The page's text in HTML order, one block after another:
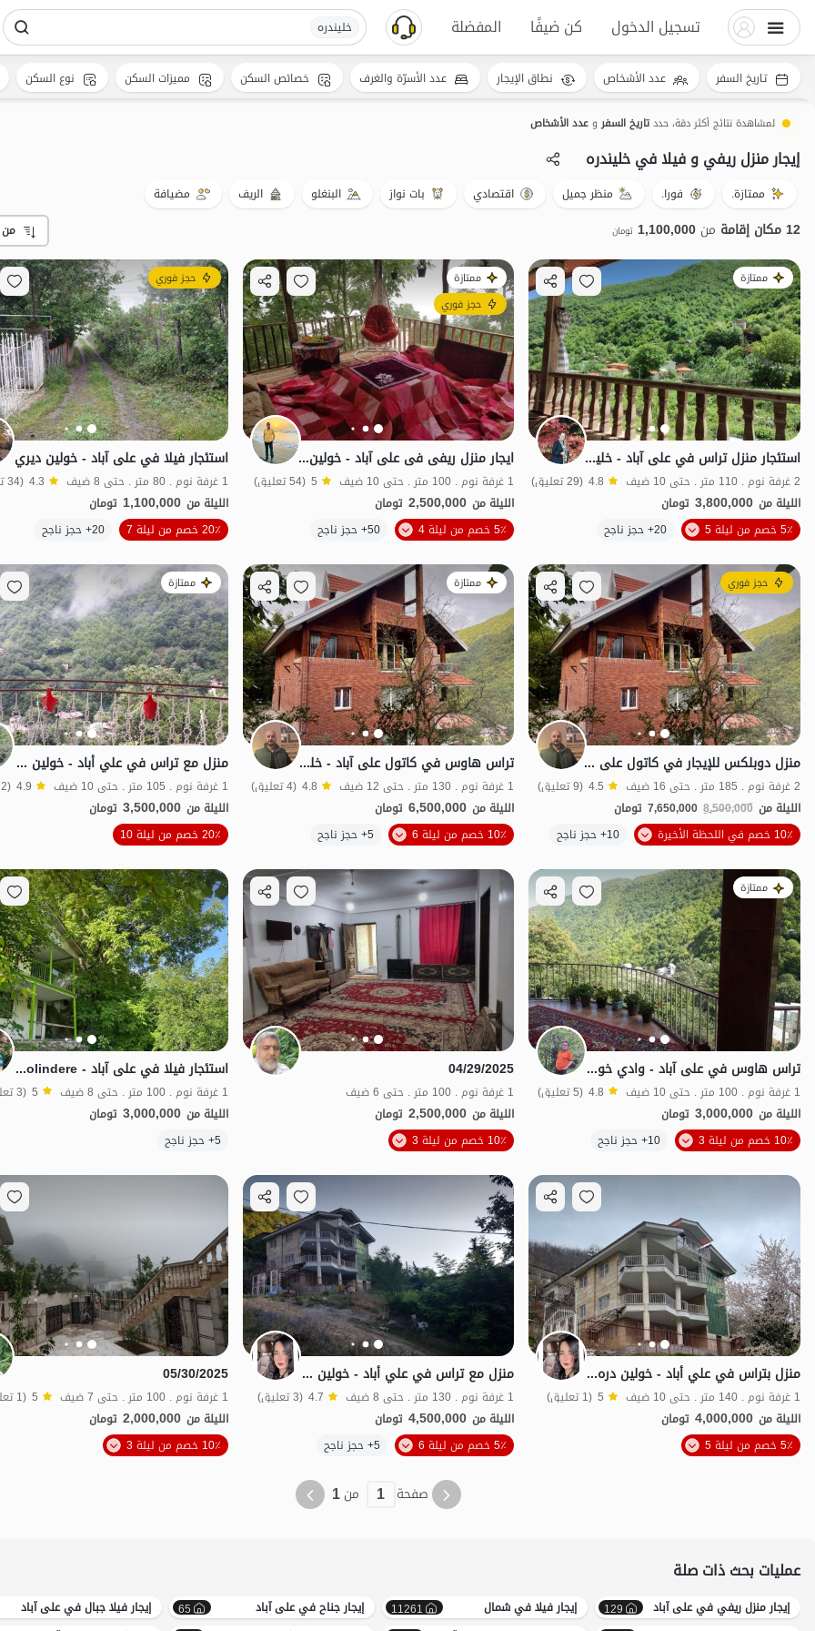
تسجيل الدخول كن ضيفًا المفضلة خلیندره
لمشاهدة نتائج أكثر دقة، حددتاريخ السفروعدد الأشخاص
إيجار منزل ريفي و فيلا في خلیندره
ممتازة. فورا. منظر جميل اقتصادي بات نواز البنغلو الريف مضيافة
12 مكان إقامة من 1,100,000 تومان
ممتازة
استئجار منزل تراس في علی آباد - خليندرة
2 غرفة نوم . 110 متر . حتى 10 ضيف 4.8 (29 تعليق)
الليلة من 3,800,000 تومان
5٪ خصم من ليلة 5
20+ حجز ناجح منظر جميل الموقع على الخريطة
ممتازة
حجز فوري
ایجار منزل ریفی فی علی آباد - خولین دره
1 غرفة نوم . 100 متر . حتى 10 ضيف 5 (54 تعليق)
الليلة من 2,500,000 تومان
5٪ خصم من ليلة 4
50+ حجز ناجح منظر جميل خاص
حجز فوري
استئجار فيلا في علی آباد - خولين ديري
1 غرفة نوم . 80 متر . حتى 8 ضيف 4.3 (34 تعليق)
الليلة من 1,100,000 تومان
20٪ خصم من ليلة 7
20+ حجز ناجح
حجز فوري
منزل دوبلكس للإيجار في كاتول علی آباد - Khlendareh
2 غرفة نوم . 185 متر . حتى 16 ضيف 4.5 (9 تعليق)
الليلة من 8,500,000
7,650,000 تومان
10٪ خصم في اللحظة الأخيرة
10+ حجز ناجح منظر جميل بات نواز الموقع على الخريطة
ممتازة
تراس هاوس في كاتول علی آباد - خلندرة
1 غرفة نوم . 130 متر . حتى 12 ضيف 4.8 (4 تعليق)
الليلة من 6,500,000 تومان
10٪ خصم من ليلة 6
5+ حجز ناجح منظر جميل بات نواز
ممتازة
منزل مع تراس في علي أباد - خولين دره - الطابق الثالث
1 غرفة نوم . 105 متر . حتى 10 ضيف 4.9 (2 تعليق)
الليلة من 3,500,000 تومان
20٪ خصم من ليلة 10
ممتازة
تراس هاوس في علی آباد - وادي خولين - الطابق 2
1 غرفة نوم . 100 متر . حتى 10 ضيف 4.8 (5 تعليق)
الليلة من 3,000,000 تومان
10٪ خصم من ليلة 3
10+ حجز ناجح الموقع على الخريطة
04/29/2025
1 غرفة نوم . 100 متر . حتى 6 ضيف
الليلة من 2,500,000 تومان
10٪ خصم من ليلة 3
الموقع على الخريطة
استئجار فيلا في علی آباد - Kholindere
1 غرفة نوم . 100 متر . حتى 8 ضيف 5 (3 تعليق)
الليلة من 3,000,000 تومان
5+ حجز ناجح
منزل بتراس في علي أباد - خولين دره - طابق أرضي
1 غرفة نوم . 140 متر . حتى 10 ضيف 5 (1 تعليق)
الليلة من 4,000,000 تومان
5٪ خصم من ليلة 5
منظر جميل الموقع على الخريطة
منزل مع تراس في علي أباد - خولين دره - الطابق الثاني
1 غرفة نوم . 130 متر . حتى 8 ضيف 4.7 (3 تعليق)
الليلة من 4,500,000 تومان
5٪ خصم من ليلة 6
5+ حجز ناجح منظر جميل
05/30/2025
1 غرفة نوم . 100 متر . حتى 7 ضيف 5 (1 تعليق)
الليلة من 2,000,000 تومان
10٪ خصم من ليلة 3
صفحة 1 من1
عمليات بحث ذات صلة
إيجار منزل ريفي في علی آباد 129 إيجار فيلا في شمال 11261 إيجار جناح في علی آباد 65 إيجار فيلا جبال في علی آباد
تاريخ السفر عدد الأشخاص نطاق الإيجار عدد الأسرّة والغرف خصائص السكن مميزات السكن نوع السكن